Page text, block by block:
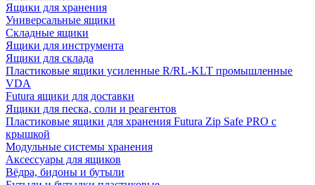
Ящики для хранения
Универсальные ящики
Складные ящики
Ящики для инструмента
Ящики для склада
Пластиковые ящики усиленные R/RL-KLT промышленные
VDA
Futura ящики для доставки
Ящики для песка, соли и реагентов
Пластиковые ящики для хранения Futura Zip Safe PRO с
крышкой
Модульные системы хранения
Аксессуары для ящиков
Вёдра, бидоны и бутыли